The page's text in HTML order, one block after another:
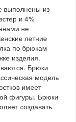
выполнены из
и 4%
не
летние
по брюкам
изделия.
Брюки
модель
имеет
фигуры. Брюки
создавать